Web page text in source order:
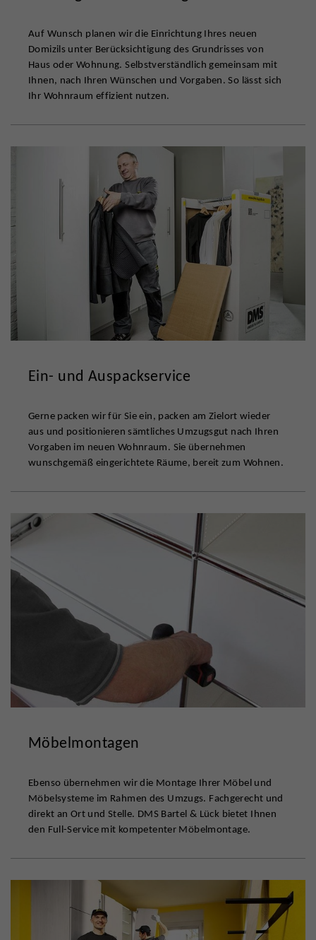
Auf Wunsch planen wir die Einrichtung Ihres neuen
Domizils unter Berücksichtigung des Grundrisses von
Haus oder Wohnung. Selbstverständlich gemeinsam mit
Ihnen, nach Ihren Wünschen und Vorgaben. So lässt sich
Ihr Wohnraum effizient nutzen.
Ein- und Auspackservice
Gerne packen wir für Sie ein, packen am Zielort wieder
aus und positionieren sämtliches Umzugsgut nach Ihren
Vorgaben im neuen Wohnraum. Sie übernehmen
wunschgemäß eingerichtete Räume, bereit zum Wohnen.
Möbelmontagen
Ebenso übernehmen wir die Montage Ihrer Möbel und
Möbelsysteme im Rahmen des Umzugs. Fachgerecht und
direkt an Ort und Stelle. DMS Bartel & Lück bietet Ihnen
den Full-Service mit kompetenter Möbelmontage.